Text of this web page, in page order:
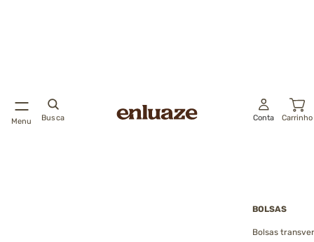
Menu Busca
BOLSAS
Bolsas
Conta Carrinho